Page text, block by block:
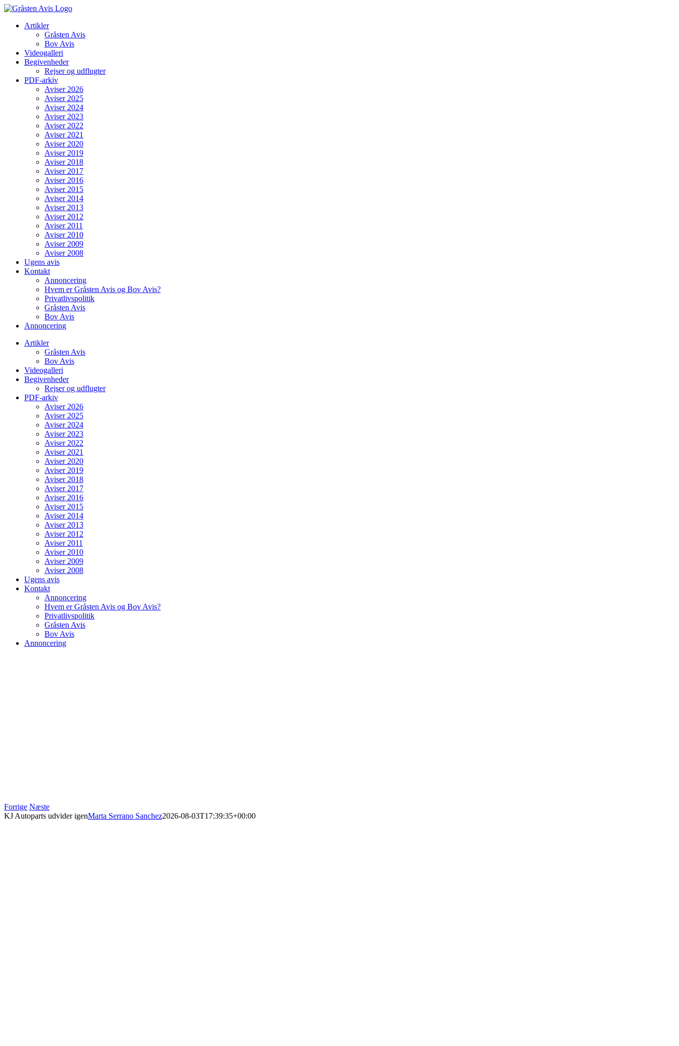
Skip
contentArtikler
Gråsten Avis
Bov Avis
Videogalleri
Begivenheder
Rejser og udflugter
PDF-arkiv
Aviser 2026
Aviser 2025
Aviser 2024
Aviser 2023
Aviser 2022
Aviser 2021
Aviser 2020
Aviser 2019
Aviser 2018
Aviser 2017
Aviser 2016
Aviser 2015
Aviser 2014
Aviser 2013
Aviser 2012
Aviser 2011
Aviser 2010
Aviser 2009
Aviser 2008
Ugens avis
Kontakt
Annoncering
Hvem er Gråsten Avis og Bov Avis?
Privatlivspolitik
Gråsten Avis
Bov Avis
Annoncering
Artikler
Gråsten Avis
Bov Avis
Videogalleri
Begivenheder
Rejser og udflugter
PDF-arkiv
Aviser 2026
Aviser 2025
Aviser 2024
Aviser 2023
Aviser 2022
Aviser 2021
Aviser 2020
Aviser 2019
Aviser 2018
Aviser 2017
Aviser 2016
Aviser 2015
Aviser 2014
Aviser 2013
Aviser 2012
Aviser 2011
Aviser 2010
Aviser 2009
Aviser 2008
Ugens avis
Kontakt
Annoncering
Hvem er Gråsten Avis og Bov Avis?
Privatlivspolitik
Gråsten Avis
Bov Avis
Annoncering
Forrige Næste
KJ Autoparts udvider igenMarta Serrano Sanchez2026-08-03T17:39:35+00:00